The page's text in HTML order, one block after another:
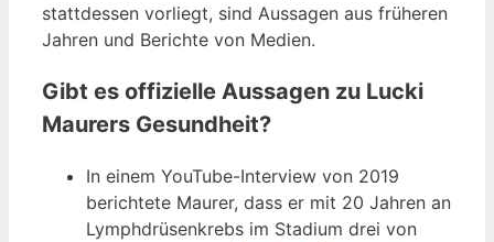
stattdessen vorliegt, sind Aussagen aus früheren
Jahren und Berichte von Medien.
Gibt es offizielle Aussagen zu Lucki
Maurers Gesundheit?
In einem YouTube-Interview von 2019
berichtete Maurer, dass er mit 20 Jahren an
Lymphdrüsenkrebs im Stadium drei von